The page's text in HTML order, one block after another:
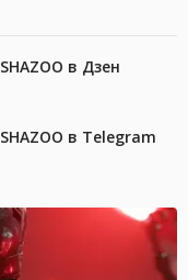
SHAZOO в Дзен
SHAZOO в Telegram